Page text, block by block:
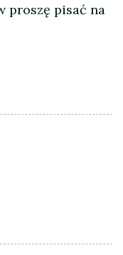
proszę pisać na